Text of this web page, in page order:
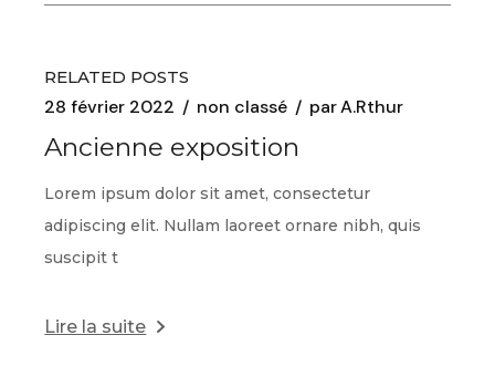
RELATED POSTS
28 février 2022 non classé parA.Rthur
Ancienne exposition
Lorem ipsum dolor sit amet, consectetur
adipiscing elit. Nullam laoreet ornare nibh, quis
suscipit t
Lire la suite